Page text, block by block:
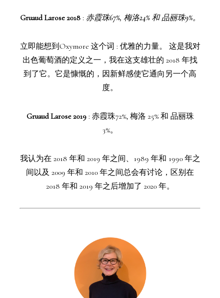
Gruaud Larose 2018: 赤霞珠67%, 梅洛24% 和 品丽珠9%。
立即能想到Oxymore 这个词 : 优雅的力量。 这是我对
出色葡萄酒的定义之一，我在这支雄壮的 2018 年找
到了它。它是慷慨的，因新鲜感使它通向另一个高
度。
Gruaud Larose 2019 : 赤霞珠72%, 梅洛 25% 和 品丽珠
3%。
我认为在 2018 年和 2019 年之间、1989 年和 1990 年之
间以及 2009 年和 2010 年之间总会有讨论，区别在
2018 年和 2019 年之后增加了 2020 年。